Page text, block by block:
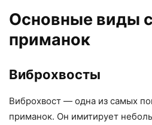
Основные виды
приманок
Виброхвосты
Виброхвост — одна из самых
приманок. Он имитирует